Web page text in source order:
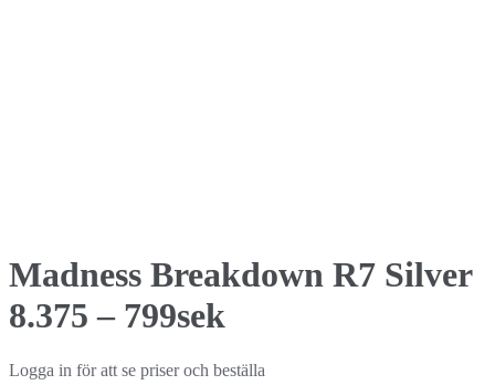
Madness Breakdown R7 Silver
8.375 – 799sek
Logga in för att se priser och beställa